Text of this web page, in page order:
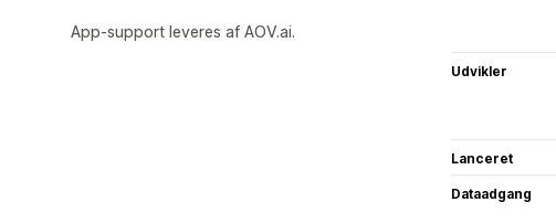
App-support leveres af AOV.ai.
Udvikler
Lanceret
Dataadgang